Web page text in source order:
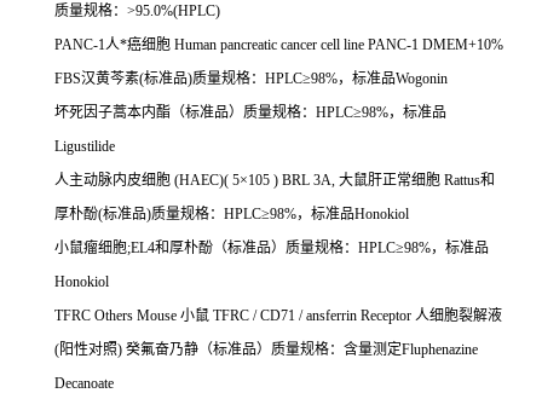
质量规格： >95.0%(HPLC)
PANC-1人*癌细胞 Human pancreatic cancer cell line PANC-1 DMEM+10%
FBS汉黄芩素(标准品)质量规格： HPLC≥98%，标准品Wogonin
坏死因子蒿本内酯（标准品）质量规格： HPLC≥98%，标准品
Ligustilide
人主动脉内皮细胞 (HAEC)( 5×105 ) BRL 3A, 大鼠肝正常细胞 Rattus和
厚朴酚(标准品)质量规格： HPLC≥98%，标准品Honokiol
小鼠瘤细胞;EL4和厚朴酚（标准品）质量规格： HPLC≥98%，标准品
Honokiol
TFRC Others Mouse 小鼠 TFRC / CD71 / ansferrin Receptor 人细胞裂解液
(阳性对照) 癸氟奋乃静（标准品）质量规格：含量测定Fluphenazine
Decanoate